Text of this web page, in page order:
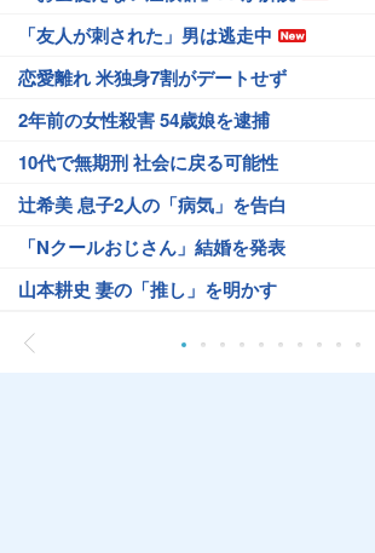
「友人が刺された」男は逃走中
恋愛離れ 米独身7割がデートせず
2年前の女性殺害 54歳娘を逮捕
10代で無期刑 社会に戻る可能性
辻希美 息子2人の「病気」を告白
「Nクールおじさん」結婚を発表
山本耕史 妻の「推し」を明かす